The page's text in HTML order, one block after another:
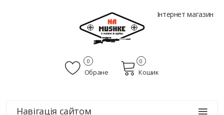
Інтернет магазин
Обране
0
Кошик
0
Навігація сайтом